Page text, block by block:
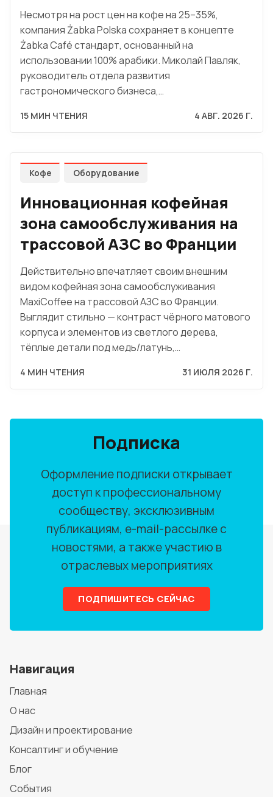
Несмотря на рост цен на кофе на 25–35%,
компания Żabka Polska сохраняет в концепте
Żabka Café стандарт, основанный на
использовании 100% арабики. Миколай Павляк,
руководитель отдела развития
гастрономического бизнеса,…
15 МИН ЧТЕНИЯ 4 АВГ. 2026 Г.
Кофе Оборудование
Инновационная кофейная
зона самообслуживания на
трассовой АЗС во Франции
Действительно впечатляет своим внешним
видом кофейная зона самообслуживания
MaxiCoffee на трассовой АЗС во Франции.
Выглядит стильно — контраст чёрного матового
корпуса и элементов из светлого дерева,
тёплые детали под медь/латунь,…
4 МИН ЧТЕНИЯ 31 ИЮЛЯ 2026 Г.
Подписка
Оформление подписки открывает
доступ к профессиональному
сообществу, эксклюзивным
публикациям, e-mail-рассылке с
новостями, а также участию в
отраслевых мероприятиях
ПОДПИШИТЕСЬ СЕЙЧАС
Навигация
Главная
О нас
Дизайн и проектирование
Консалтинг и обучение
Блог
События